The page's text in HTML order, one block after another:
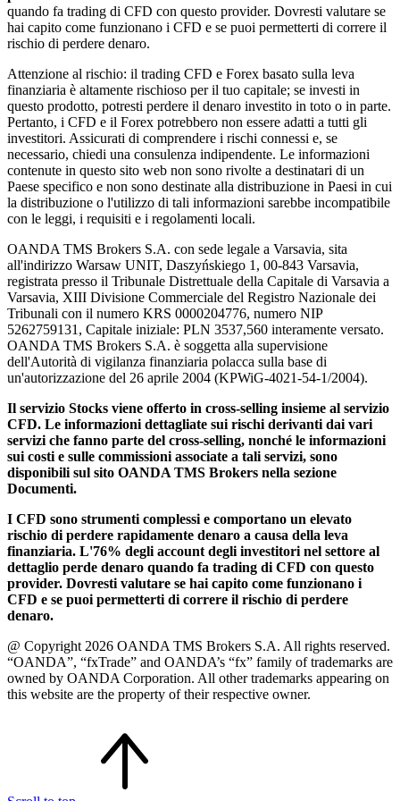
quando fa trading di CFD con questo provider. Dovresti valutare se
hai capito come funzionano i CFD e se puoi permetterti di correre il
rischio di perdere denaro.
Attenzione al rischio: il trading CFD e Forex basato sulla leva
finanziaria è altamente rischioso per il tuo capitale; se investi in
questo prodotto, potresti perdere il denaro investito in toto o in parte.
Pertanto, i CFD e il Forex potrebbero non essere adatti a tutti gli
investitori. Assicurati di comprendere i rischi connessi e, se
necessario, chiedi una consulenza indipendente. Le informazioni
contenute in questo sito web non sono rivolte a destinatari di un
Paese specifico e non sono destinate alla distribuzione in Paesi in cui
la distribuzione o l'utilizzo di tali informazioni sarebbe incompatibile
con le leggi, i requisiti e i regolamenti locali.
OANDA TMS Brokers S.A. con sede legale a Varsavia, sita
all'indirizzo Warsaw UNIT, Daszyńskiego 1, 00-843 Varsavia,
registrata presso il Tribunale Distrettuale della Capitale di Varsavia a
Varsavia, XIII Divisione Commerciale del Registro Nazionale dei
Tribunali con il numero KRS 0000204776, numero NIP
5262759131, Capitale iniziale: PLN 3537,560 interamente versato.
OANDA TMS Brokers S.A. è soggetta alla supervisione
dell'Autorità di vigilanza finanziaria polacca sulla base di
un'autorizzazione del 26 aprile 2004 (KPWiG-4021-54-1/2004).
Il servizio Stocks viene offerto in cross-selling insieme al servizio
CFD. Le informazioni dettagliate sui rischi derivanti dai vari
servizi che fanno parte del cross-selling, nonché le informazioni
sui costi e sulle commissioni associate a tali servizi, sono
disponibili sul sito OANDA TMS Brokers nella sezione
Documenti.
I CFD sono strumenti complessi e comportano un elevato
rischio di perdere rapidamente denaro a causa della leva
finanziaria. L'76% degli account degli investitori nel settore al
dettaglio perde denaro quando fa trading di CFD con questo
provider. Dovresti valutare se hai capito come funzionano i
CFD e se puoi permetterti di correre il rischio di perdere
denaro.
@ Copyright 2026 OANDA TMS Brokers S.A. All rights reserved.
“OANDA”, “fxTrade” and OANDA’s “fx” family of trademarks are
owned by OANDA Corporation. All other trademarks appearing on
this website are the property of their respective owner.